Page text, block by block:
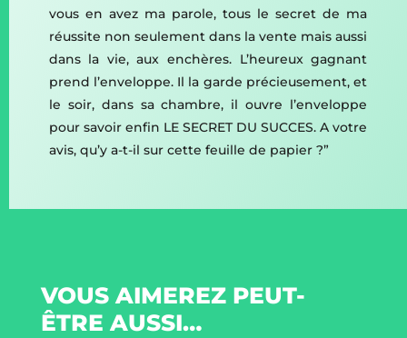
vous en avez ma parole, tous le secret de ma
réussite non seulement dans la vente mais aussi
dans la vie, aux enchères. L’heureux gagnant
prend l’enveloppe. Il la garde précieusement, et
le soir, dans sa chambre, il ouvre l’enveloppe
pour savoir enfin LE SECRET DU SUCCES. A votre
avis, qu’y a-t-il sur cette feuille de papier ?”
VOUS AIMEREZ PEUT-
ÊTRE AUSSI…